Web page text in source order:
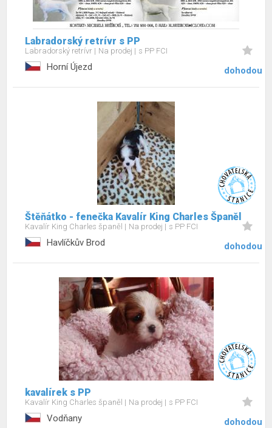
Labradorský retrívr s PP
Labradorský retrívr Na prodej s PP FCI
Horní Újezd dohodou
Štěňátko - fenečka Kavalír King Charles Španěl
Kavalír King Charles španěl Na prodej s PP FCI
Havlíčkův Brod dohodou
kavalírek s PP
Kavalír King Charles španěl Na prodej s PP FCI
Vodňany dohodou